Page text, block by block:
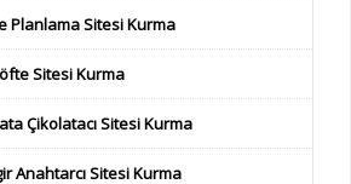
Planlama Sitesi Kurma
Sitesi Kurma
Çikolatacı Sitesi Kurma
Anahtarcı Sitesi Kurma